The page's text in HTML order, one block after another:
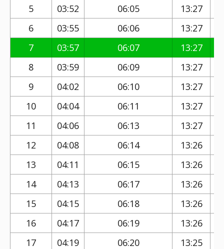
5
03:52 06:05 13:27
6
03:55 06:06 13:27
7
03:57 06:07 13:27
8
03:59 06:09 13:27
9
04:02 06:10 13:27
10
04:04 06:11 13:27
11
04:06 06:13 13:27
12
04:08 06:14 13:26
13
04:11 06:15 13:26
14
04:13 06:17 13:26
15
04:15 06:18 13:26
16
04:17 06:19 13:26
17
04:19 06:20 13:25